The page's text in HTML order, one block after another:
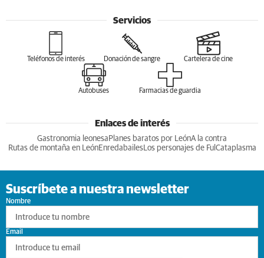
Servicios
Teléfonos de interés Donación de sangre Cartelera de cine
Autobuses Farmacias de guardia
Enlaces de interés
Gastronomia leonesa Planes baratos por LeónA la contra
Rutas de montaña en LeónEnredabailesLos personajes de Ful Cataplasma
Suscríbete a nuestra newsletter
Nombre
Email